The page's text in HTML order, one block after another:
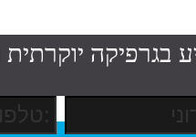
בגרפיקה יוקרתית